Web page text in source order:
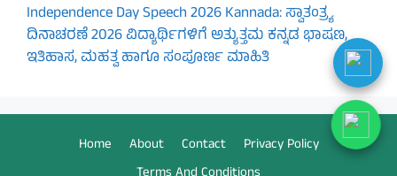
Independence Day Speech 2026 Kannada: ಸ್ವಾತಂತ್ರ್ಯ
ದಿನಾಚರಣೆ 2026 ವಿದ್ಯಾರ್ಥಿಗಳಿಗೆ ಅತ್ಯುತ್ತಮ ಕನ್ನಡ ಭಾಷಣ,
ಇತಿಹಾಸ, ಮಹತ್ವ ಹಾಗೂ ಸಂಪೂರ್ಣ ಮಾಹಿತಿ
Home About Contact
Privacy Policy